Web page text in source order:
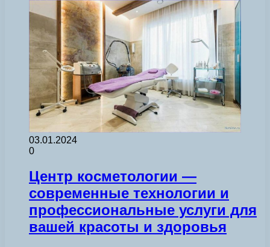
03.01.2024
0
Центр косметологии —
современные технологии и
профессиональные услуги для
вашей красоты и здоровья